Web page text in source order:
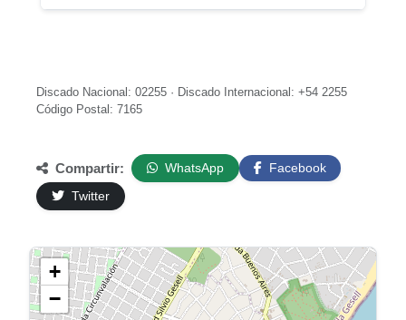
Discado Nacional: 02255 · Discado Internacional: +54 2255
Código Postal: 7165
Compartir: WhatsApp
Facebook
Twitter
+
−